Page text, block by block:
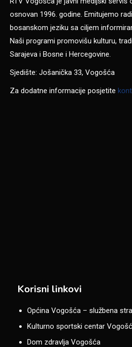
osnovan 1996. godine. Emitujemo
bosanskom jeziku sa ciljem
Naši programi promovišu kulturu,
Sarajeva i Bosne i Hercegovine.
Sjedište: Jošanička 33, Vogošća
Za dodatne informacije posjetite
Korisni linkovi
Općina Vogošća – službena
Kulturno sportski centar
Dom zdravlja Vogošća